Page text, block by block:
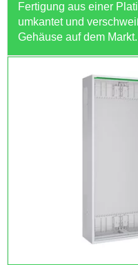
Fertigung aus einer
umkantet und
Gehäuse auf dem Markt.